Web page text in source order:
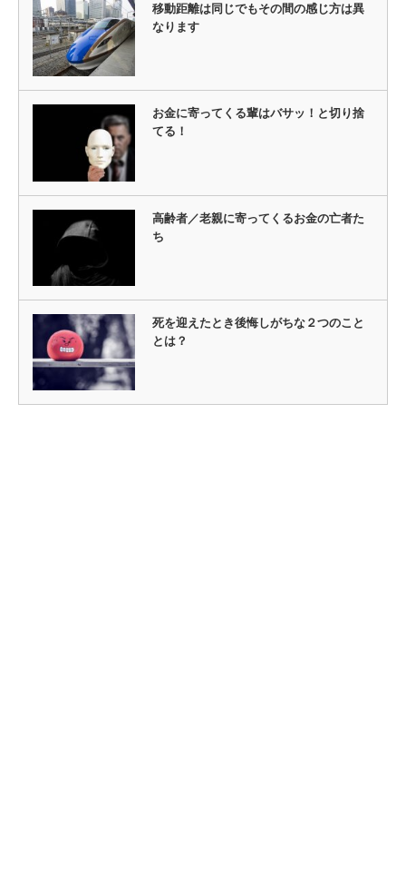
移動距離は同じでもその間の感じ方は異
なります
お金に寄ってくる輩はバサッ！と切り捨
てる！
高齢者／老親に寄ってくるお金の亡者た
ち
死を迎えたとき後悔しがちな２つのこと
とは？